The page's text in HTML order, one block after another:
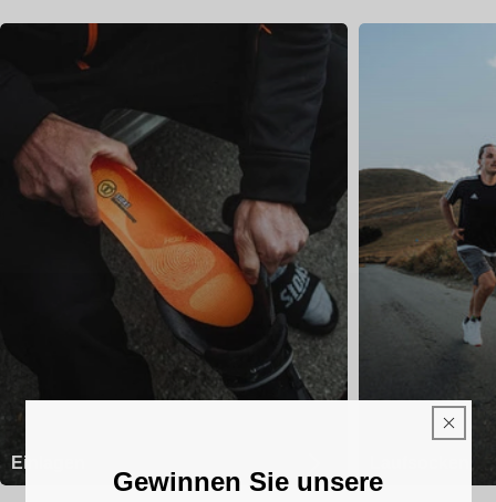
Einlagen
Gewinnen Sie unsere